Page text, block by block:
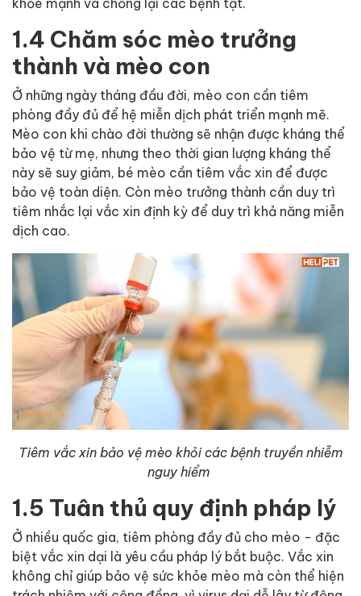
1.4 Chăm sóc mèo trưởng
thành và mèo con
Ở những ngày tháng đầu đời, mèo con cần tiêm
phòng đầy đủ để hệ miễn dịch phát triển mạnh mẽ.
Mèo con khi chào đời thường sẽ nhận được kháng thể
bảo vệ từ mẹ, nhưng theo thời gian lượng kháng thể
này sẽ suy giảm, bé mèo cần tiêm vắc xin để được
bảo vệ toàn diện. Còn mèo trưởng thành cần duy trì
tiêm nhắc lại vắc xin định kỳ để duy trì khả năng miễn
dịch cao.
Tiêm vắc xin bảo vệ mèo khỏi các bệnh truyền nhiễm
nguy hiểm
1.5 Tuân thủ quy định pháp lý
Ở nhiều quốc gia, tiêm phòng đầy đủ cho mèo - đặc
biệt vắc xin dại là yêu cầu pháp lý bắt buộc. Vắc xin
không chỉ giúp bảo vệ sức khỏe mèo mà còn thể hiện